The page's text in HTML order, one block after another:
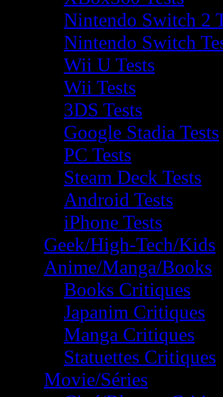
Nintendo Switch 2
Nintendo Switch
Wii U Tests
Wii Tests
3DS Tests
Google Stadia Tests
PC Tests
Steam Deck Tests
Android Tests
iPhone Tests
Geek/High-Tech/Kids
Anime/Manga/Books
Books Critiques
Japanim Critiques
Manga Critiques
Statuettes Critiques
Movie/Séries